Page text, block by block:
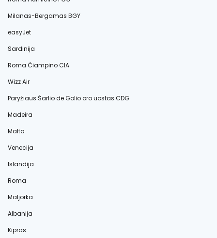
Milanas-Bergamas BGY
easyJet
Sardinija
Roma Čiampino CIA
Wizz Air
Paryžiaus Šarlio de Golio oro uostas CDG
Madeira
Malta
Venecija
Islandija
Roma
Maljorka
Albanija
Kipras